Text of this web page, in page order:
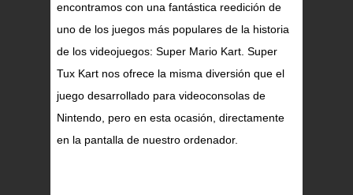
encontramos con una fantástica reedición de
uno de los juegos más populares de la historia
de los videojuegos: Super Mario Kart. Super
Tux Kart nos ofrece la misma diversión que el
juego desarrollado para videoconsolas de
Nintendo, pero en esta ocasión, directamente
en la pantalla de nuestro ordenador.